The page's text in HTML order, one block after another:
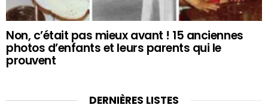
Non, c’était pas mieux avant ! 15 anciennes
photos d’enfants et leurs parents qui le
prouvent
DERNIÈRES LISTES